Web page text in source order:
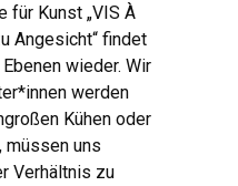
für Kunst „VIS À
Angesicht“ findet
wieder. Wir
werden
Kühen oder
uns
Verhältnis zu